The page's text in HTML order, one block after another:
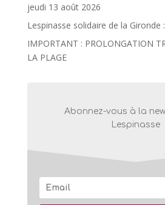
jeudi 13 août 2026
Lespinasse solidaire de la Gironde
IMPORTANT : PROLONGATION
LA PLAGE
Abonnez-vous à la
Lespinasse